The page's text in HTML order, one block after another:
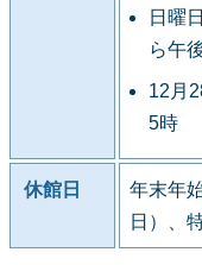
日曜
ら午
12月
5時
休館日
年末年
日）、